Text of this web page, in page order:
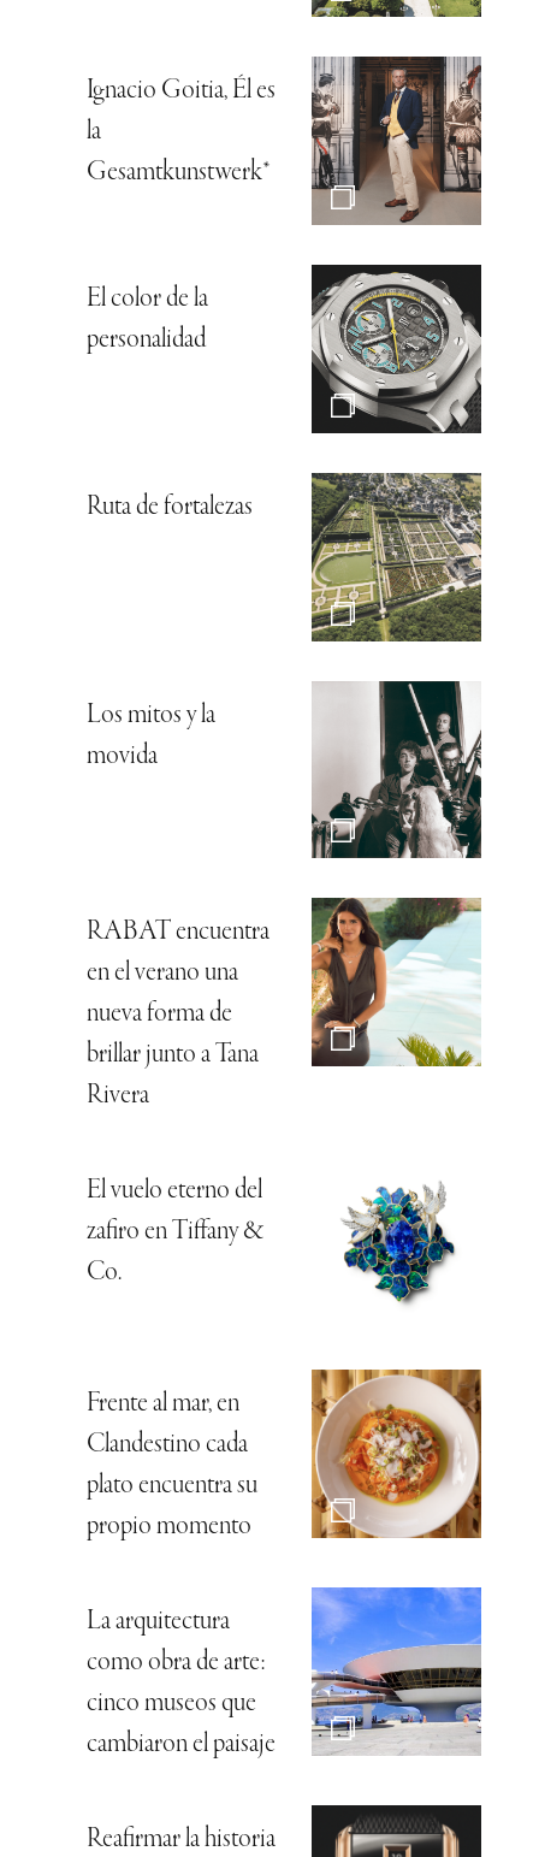
Ignacio Goitia, Él es
la
Gesamtkunstwerk*
El color de la
personalidad
Ruta de fortalezas
Los mitos y la
movida
RABAT encuentra
en el verano una
nueva forma de
brillar junto a Tana
Rivera
El vuelo eterno del
zafiro en Tiffany &
Co.
Frente al mar, en
Clandestino cada
plato encuentra su
propio momento
La arquitectura
como obra de arte:
cinco museos que
cambiaron el paisaje
Reafirmar la historia